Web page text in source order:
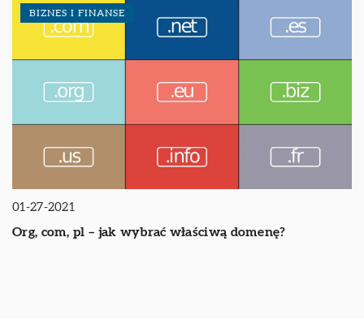
BIZNES I FINANSE
01-27-2021
Org, com, pl – jak wybrać właściwą domenę?